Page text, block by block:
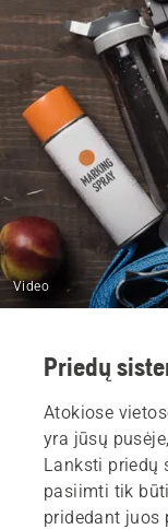
Būtinųjų
Priedai
Card Feed
Paverskite
Video
Priedų
Atokiose
yra jūsų
Lanksti priedų
pasiimti tik
pridedant juos